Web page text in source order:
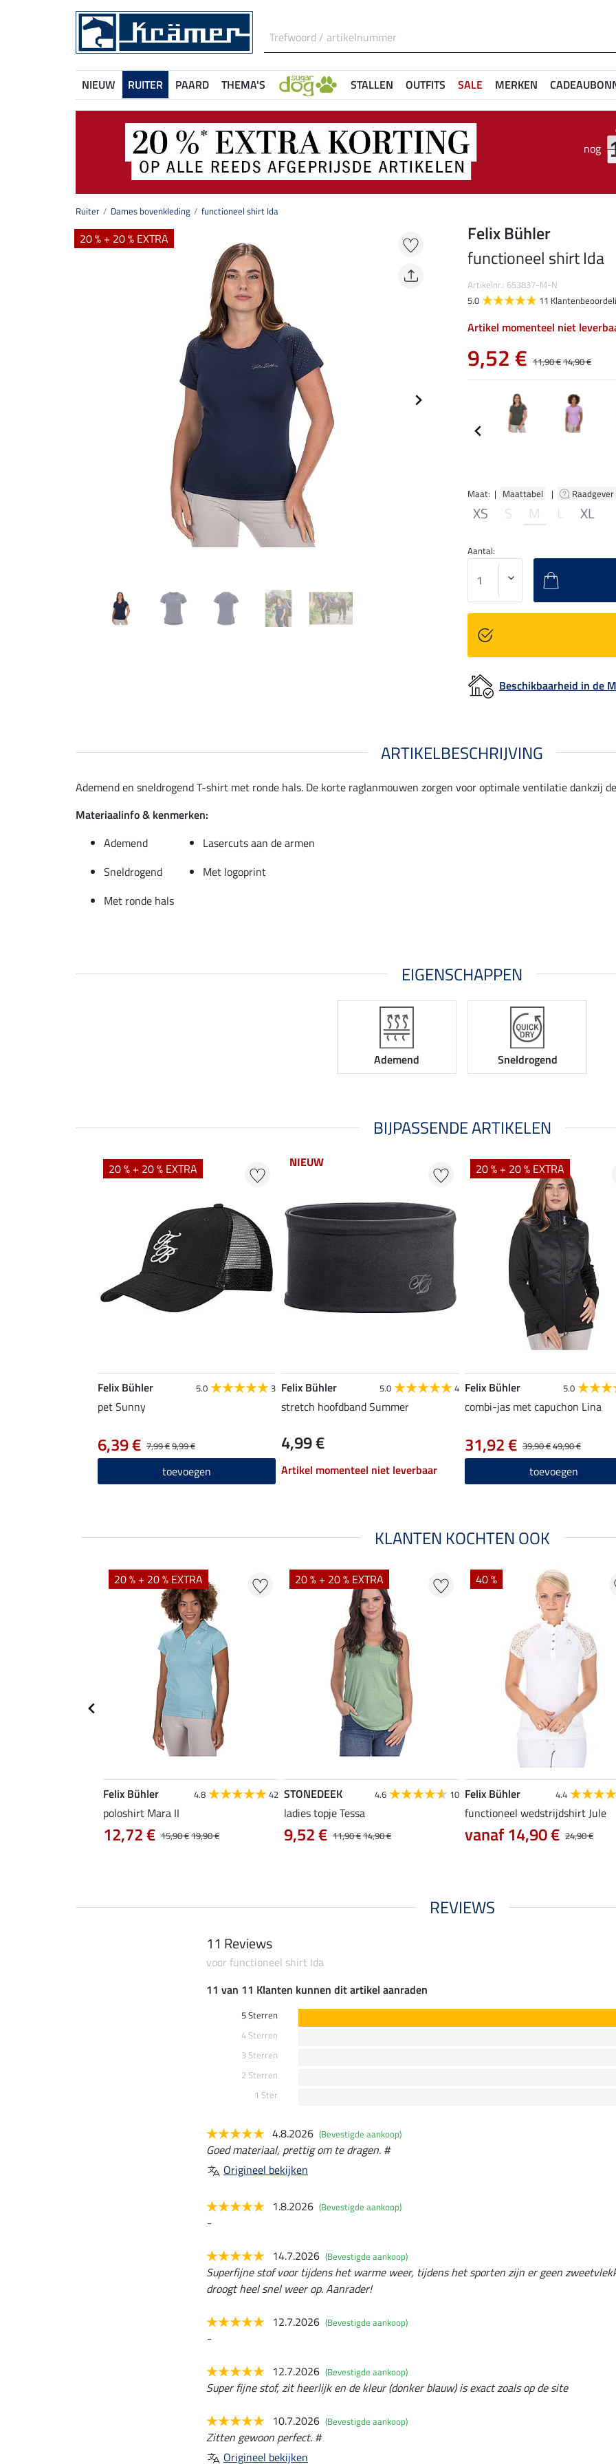
NIEUW RUITER PAARD THEMA'S STALLEN OUTFITS SALE MERKEN
nog
Ruiter Dames bovenkleding functioneel shirt Ida
20 % + 20 % EXTRA
Maat: | Maattabel | Raadgever
XS S M L XL
Felix Bühler
functioneel shirt Ida
Artikelnr.: 653837-M-N
5.0
11
Artikel momenteel niet
9,52 € 11,90 €14,90 €
Aantal:
Beschikbaarheid in de
ARTIKELBESCHRIJVING
Ademend en sneldrogend T-shirt met ronde hals. De korte raglanmouwen zorgen voor optimale ventilatie dankzij
Materiaalinfo & kenmerken:
Ademend
Lasercuts aan de armen
Sneldrogend
Met logoprint
Met ronde hals
EIGENSCHAPPEN
Ademend Sneldrogend
BIJPASSENDE ARTIKELEN
20 % + 20 % EXTRA
Felix Bühler 5.0 3
pet Sunny
7,99 €9,99 €
6,39 €
toevoegen
NIEUW
Felix Bühler 5.0 4
stretch hoofdband Summer
4,99 €
Artikel momenteel niet leverbaar
20 % + 20 % EXTRA
Felix Bühler 5.0
combi-jas met capuchon Lina
39,90 €49,90 €
31,92 €
toevoegen
KLANTEN KOCHTEN OOK
20 % + 20 % EXTRA
Felix Bühler 4.8 42
poloshirt Mara II
15,90 €19,90 €
12,72 €
20 % + 20 % EXTRA
STONEDEEK 4.6 10
ladies topje Tessa
11,90 €14,90 €
9,52 €
40 %
Felix Bühler 4.4
functioneel wedstrijdshirt Jule
24,90 €
vanaf 14,90 €
REVIEWS
11 Reviews
voor functioneel shirt Ida
11 van 11 Klanten kunnen dit artikel aanraden
5 Sterren
4 Sterren
3 Sterren
2 Sterren
1 Ster
4.8.2026 (Bevestigde aankoop)
Goed materiaal, prettig om te dragen. #
Origineel bekijken
1.8.2026 (Bevestigde aankoop)
-
14.7.2026 (Bevestigde aankoop)
Superfijne stof voor tijdens het warme weer, tijdens het sporten zijn er geen
droogt heel snel weer op. Aanrader!
12.7.2026 (Bevestigde aankoop)
-
12.7.2026 (Bevestigde aankoop)
Super fijne stof, zit heerlijk en de kleur (donker blauw) is exact zoals op de site
10.7.2026 (Bevestigde aankoop)
Zitten gewoon perfect. #
Origineel bekijken